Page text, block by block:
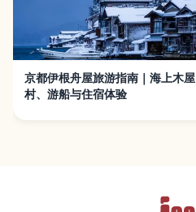
京都伊根舟屋旅游指南｜海上木屋
村、游船与住宿体验